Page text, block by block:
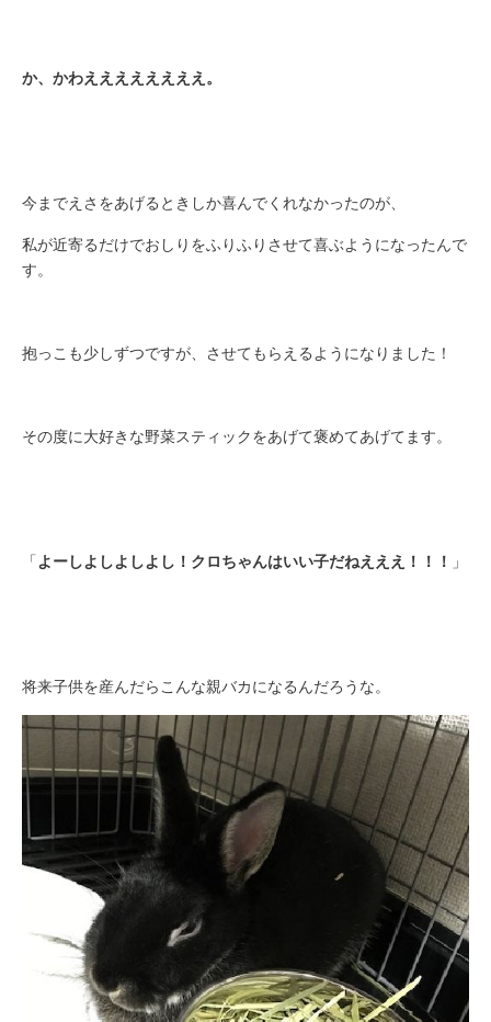
か、かわええええええええ。
今までえさをあげるときしか喜んでくれなかったのが、
私が近寄るだけでおしりをふりふりさせて喜ぶようになったんで
す。
抱っこも少しずつですが、させてもらえるようになりました！
その度に大好きな野菜スティックをあげて褒めてあげてます。
「よーしよしよしよし！クロちゃんはいい子だねえええ！！！ 」
将来子供を産んだらこんな親バカになるんだろうな。